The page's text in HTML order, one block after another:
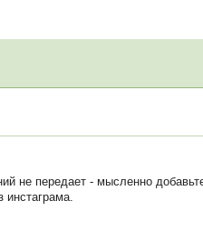
не передает - мысленно